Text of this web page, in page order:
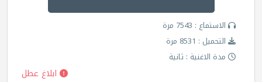
الاستماع : 7543 مرة
التحميل : 8531 مرة
مدة الاغنية : ثانية
ابلاغ عطل